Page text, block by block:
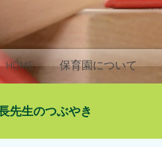
HOME 保育園について
先生のつぶやき